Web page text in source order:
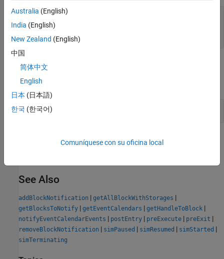
storagesForBlock
block
Examples
expand all
Get Handles for All Block Storage Elements
Version History
See Also
addBlockNotification | getAllBlockWithStorages |
getBlocksToNotify | getEventCalendars | getHandleToBlock |
notifyEventCalendarEvents | postEntry | preExecute | preExit |
removeBlockNotification | simPaused | simResumed | simStarted |
simTerminating
Australia (English)
India (English)
New Zealand (English)
中国
简体中文
English
日本 (日本語)
한국 (한국어)
Comuníquese con su oficina local